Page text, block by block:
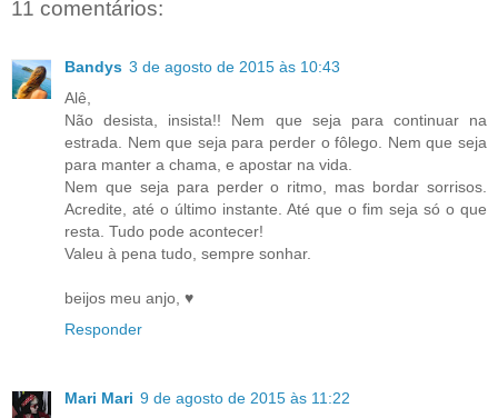
11 comentários:
Bandys 3 de agosto de 2015 às 10:43
Alê,
Não desista, insista!! Nem que seja para continuar na
estrada. Nem que seja para perder o fôlego. Nem que seja
para manter a chama, e apostar na vida.
Nem que seja para perder o ritmo, mas bordar sorrisos.
Acredite, até o último instante. Até que o fim seja só o que
resta. Tudo pode acontecer!
Valeu à pena tudo, sempre sonhar.
beijos meu anjo, ♥
Responder
Mari Mari 9 de agosto de 2015 às 11:22